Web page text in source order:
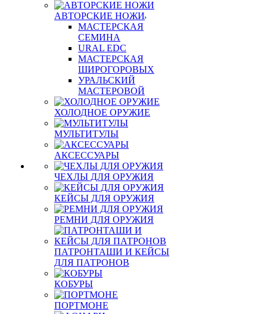
АВТОРСКИЕ НОЖИ
МАСТЕРСКАЯ
СЕМИНА
URAL EDC
МАСТЕРСКАЯ
ШИРОГОРОВЫХ
УРАЛЬСКИЙ
МАСТЕРОВОЙ
ХОЛОДНОЕ ОРУЖИЕ
МУЛЬТИТУЛЫ
АКСЕССУАРЫ
ЧЕХЛЫ ДЛЯ ОРУЖИЯ
КЕЙСЫ ДЛЯ ОРУЖИЯ
РЕМНИ ДЛЯ ОРУЖИЯ
ПАТРОНТАШИ И КЕЙСЫ
ДЛЯ ПАТРОНОВ
КОБУРЫ
ПОРТМОНЕ